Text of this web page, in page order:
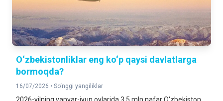
O‘zbekistonliklar eng ko‘p qaysi davlatlarga
bormoqda?
16/07/2026 • So‘nggi yangiliklar